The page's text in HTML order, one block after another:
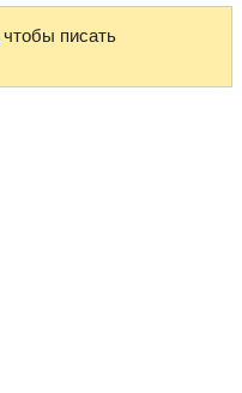
чтобы писать